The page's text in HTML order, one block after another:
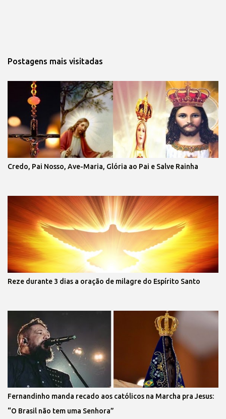
Postagens mais visitadas
Credo, Pai Nosso, Ave-Maria, Glória ao Pai e Salve Rainha
Reze durante 3 dias a oração de milagre do Espírito Santo
Fernandinho manda recado aos católicos na Marcha pra Jesus:
“O Brasil não tem uma Senhora”